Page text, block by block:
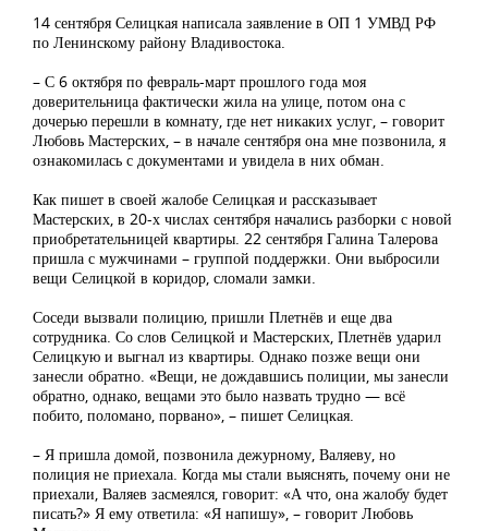
14 сентября Селицкая написала заявление в ОП 1 УМВД РФ
по Ленинскому району Владивостока.
– С 6 октября по февраль-март прошлого года моя
доверительница фактически жила на улице, потом она с
дочерью перешли в комнату, где нет никаких услуг, – говорит
Любовь Мастерских, – в начале сентября она мне позвонила, я
ознакомилась с документами и увидела в них обман.
Как пишет в своей жалобе Селицкая и рассказывает
Мастерских, в 20-х числах сентября начались разборки с новой
приобретательницей квартиры. 22 сентября Галина Талерова
пришла с мужчинами – группой поддержки. Они выбросили
вещи Селицкой в коридор, сломали замки.
Соседи вызвали полицию, пришли Плетнёв и еще два
сотрудника. Со слов Селицкой и Мастерских, Плетнёв ударил
Селицкую и выгнал из квартиры. Однако позже вещи они
занесли обратно. «Вещи, не дождавшись полиции, мы занесли
обратно, однако, вещами это было назвать трудно — всё
побито, поломано, порвано», – пишет Селицкая.
– Я пришла домой, позвонила дежурному, Валяеву, но
полиция не приехала. Когда мы стали выяснять, почему они не
приехали, Валяев засмеялся, говорит: «А что, она жалобу будет
писать?» Я ему ответила: «Я напишу», – говорит Любовь